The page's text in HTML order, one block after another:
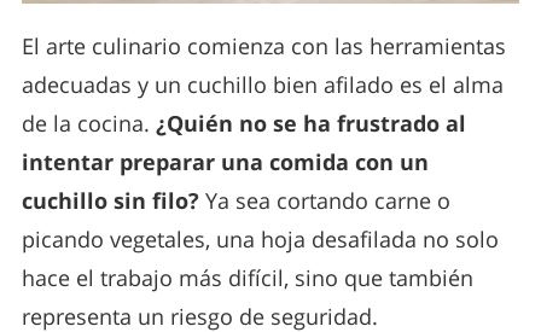
El arte culinario comienza con las herramientas
adecuadas y un cuchillo bien afilado es el alma
de la cocina. ¿Quién no se ha frustrado al
intentar preparar una comida con un
cuchillo sin filo? Ya sea cortando carne o
picando vegetales, una hoja desafilada no solo
hace el trabajo más difícil, sino que también
representa un riesgo de seguridad.